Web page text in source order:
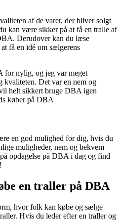
af de varer, der bliver solgt
kan være sikker på at få en tralle af
Derudover kan du læse
få en idé om sælgerens
for nylig, og jeg var meget
kvaliteten. Det var en nem og
helt sikkert bruge DBA igen
køber på DBA
en god mulighed for dig, hvis du
muligheder, nem og bekvem
opdagelse på DBA i dag og find
en traller på DBA
hvor folk kan købe og sælge
Hvis du leder efter en traller og